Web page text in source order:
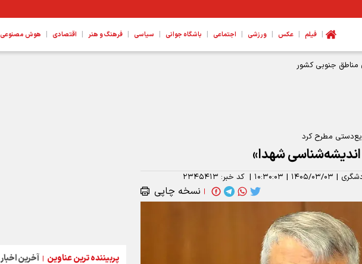
| فیلم | عکس | ورزشی | اجتماعی | باشگاه جوانی | سیاسی | فرهنگ و هنر | اقتصادی | هوش مصنوعی،
مطرح کرد
شهدا»
| ۱۴۰۵/۰۳/۰۳ | ۱۰:۳۰:۰۳ | کد خبر: ۲۳۴۵۴۱۳
| نسخه چاپی
پربیننده ترین عناوین | آخرین اخبار